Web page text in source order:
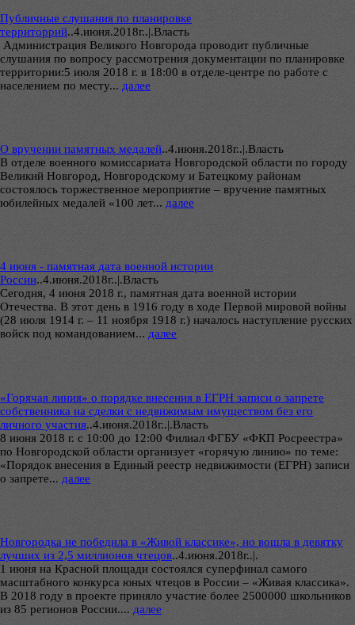
Публичные слушания по планировке
территоррий..4.июня.2018г..|.Власть
Администрация Великого Новгорода проводит публичные
слушания по вопросу рассмотрения документации по планировке
территории:5 июля 2018 г. в 18:00 в отделе-центре по работе с
населением по месту... далее
О вручении памятных медалей..4.июня.2018г..|.Власть
В отделе военного комиссариата Новгородской области по городу
Великий Новгород, Новгородскому и Батецкому районам
состоялось торжественное мероприятие – вручение памятных
юбилейных медалей «100 лет... далее
4 июня - памятная дата военной истории
России..4.июня.2018г..|.Власть
Сегодня, 4 июня 2018 г., памятная дата военной истории
Отечества. В этот день в 1916 году в ходе Первой мировой войны
(28 июля 1914 г. – 11 ноября 1918 г.) началось наступление русских
войск под командованием... далее
«Горячая линия» о порядке внесения в ЕГРН записи о запрете
собственника на сделки с недвижимым имуществом без его
личного участия..4.июня.2018г..|.Власть
8 июня 2018 г. с 10:00 до 12:00 Филиал ФГБУ «ФКП Росреестра»
по Новгородской области организует «горячую линию» по теме:
«Порядок внесения в Единый реестр недвижимости (ЕГРН) записи
о запрете... далее
Новгородка не победила в «Живой классике», но вошла в девятку
лучших из 2,5 миллионов чтецов..4.июня.2018г..|.
1 июня на Красной площади состоялся суперфинал самого
масштабного конкурса юных чтецов в России – «Живая классика».
В 2018 году в проекте приняло участие более 2500000 школьников
из 85 регионов России.... далее